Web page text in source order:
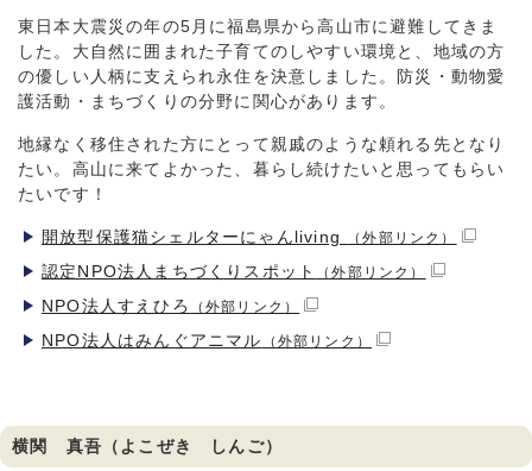
東日本大震災の年の5月に福島県から高山市に避難してきま
した。大自然に囲まれた子育てのしやすい環境と、地域の方
の優しい人柄に支えられ永住を決意しました。防災・動物愛
護活動・まちづくりの分野に関心があります。
地縁なく移住された方にとって親戚のような頼れる先となり
たい。高山に来てよかった、暮らし続けたいと思ってもらい
たいです！
開放型保護猫シェルターにゃんliving （外部リンク）
認定NPO法人まちづくりスポット （外部リンク）
NPO法人すえひろ （外部リンク）
NPO法人はみんぐアニマル （外部リンク）
横関 真吾（よこぜき しんご）